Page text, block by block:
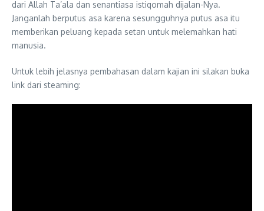
dari Allah Ta’ala dan senantiasa istiqomah dijalan-Nya.
Janganlah berputus asa karena sesungguhnya putus asa itu
memberikan peluang kepada setan untuk melemahkan hati
manusia.
Untuk lebih jelasnya pembahasan dalam kajian ini silakan buka
link dari steaming: